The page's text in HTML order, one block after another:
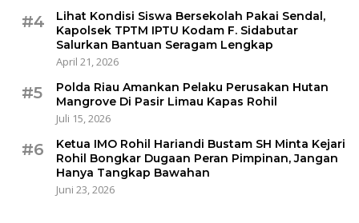
#4
Lihat Kondisi Siswa Bersekolah Pakai Sendal,
Kapolsek TPTM IPTU Kodam F. Sidabutar
Salurkan Bantuan Seragam Lengkap
April 21, 2026
#5
Polda Riau Amankan Pelaku Perusakan Hutan
Mangrove Di Pasir Limau Kapas Rohil
Juli 15, 2026
#6
Ketua IMO Rohil Hariandi Bustam SH Minta Kejari
Rohil Bongkar Dugaan Peran Pimpinan, Jangan
Hanya Tangkap Bawahan
Juni 23, 2026